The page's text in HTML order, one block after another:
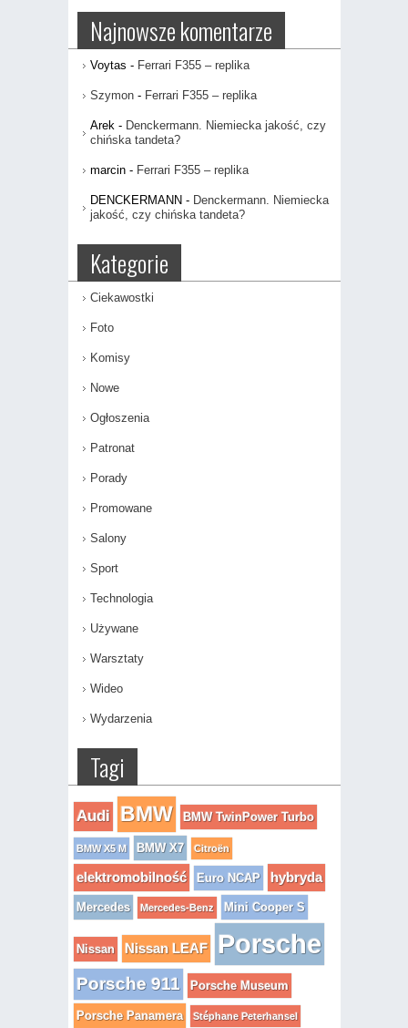
Najnowsze komentarze
Voytas - Ferrari F355 – replika
Szymon- Ferrari F355 – replika
Arek - Denckermann. Niemiecka jakość, czy
chińska tandeta?
marcin- Ferrari F355 – replika
DENCKERMANN- Denckermann. Niemiecka
jakość, czy chińska tandeta?
Kategorie
Ciekawostki
Foto
Komisy
Nowe
Ogłoszenia
Patronat
Porady
Promowane
Salony
Sport
Technologia
Używane
Warsztaty
Wideo
Wydarzenia
Tagi
Audi BMW BMW TwinPower Turbo
BMW X5 M BMW X7 Citroën
elektromobilność Euro NCAP hybryda
Mercedes Mercedes-Benz Mini Cooper S
Nissan Nissan LEAF Porsche
Porsche 911 Porsche Museum
Porsche Panamera Stéphane Peterhansel